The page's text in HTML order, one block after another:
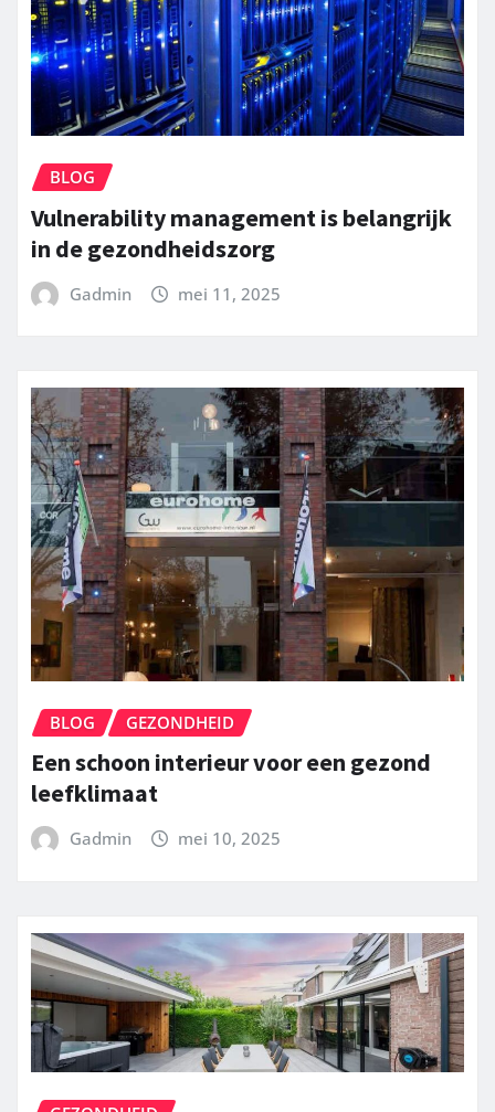
BLOG
Vulnerability management is belangrijk
in de gezondheidszorg
Gadmin mei 11, 2025
BLOG GEZONDHEID
Een schoon interieur voor een gezond
leefklimaat
Gadmin mei 10, 2025